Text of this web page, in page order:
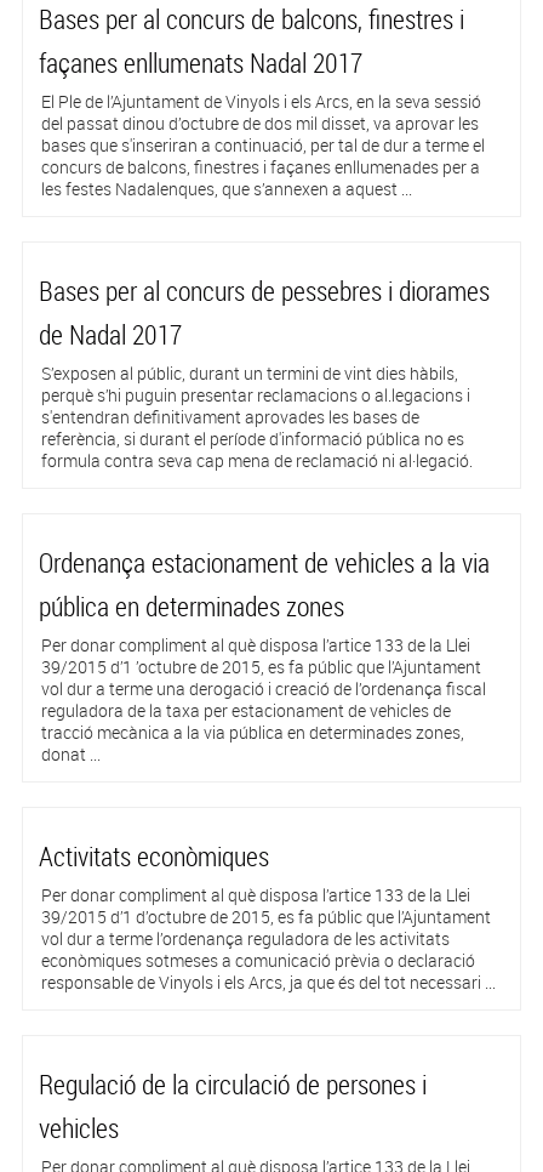
Bases per al concurs de balcons, finestres i
façanes enllumenats Nadal 2017
El Ple de l’Ajuntament de Vinyols i els Arcs, en la seva sessió
del passat dinou d’octubre de dos mil disset, va aprovar les
bases que s'inseriran a continuació, per tal de dur a terme el
concurs de balcons, finestres i façanes enllumenades per a
les festes Nadalenques, que s’annexen a aquest ...
Bases per al concurs de pessebres i diorames
de Nadal 2017
S’exposen al públic, durant un termini de vint dies hàbils,
perquè s’hi puguin presentar reclamacions o al.legacions i
s'entendran definitivament aprovades les bases de
referència, si durant el període d'informació pública no es
formula contra seva cap mena de reclamació ni al·legació.
Ordenança estacionament de vehicles a la via
pública en determinades zones
Per donar compliment al què disposa l’artice 133 de la Llei
39/2015 d’1 ’octubre de 2015, es fa públic que l’Ajuntament
vol dur a terme una derogació i creació de l’ordenança fiscal
reguladora de la taxa per estacionament de vehicles de
tracció mecànica a la via pública en determinades zones,
donat ...
Activitats econòmiques
Per donar compliment al què disposa l’artice 133 de la Llei
39/2015 d’1 d’octubre de 2015, es fa públic que l’Ajuntament
vol dur a terme l’ordenança reguladora de les activitats
econòmiques sotmeses a comunicació prèvia o declaració
responsable de Vinyols i els Arcs, ja que és del tot necessari ...
Regulació de la circulació de persones i
vehicles
Per donar compliment al què disposa l’artice 133 de la Llei